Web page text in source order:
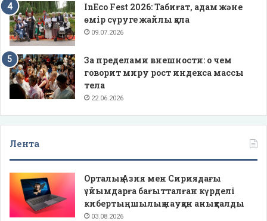
InEco Fest 2026: Табиғат, адам және
өмір сүруге жайлы қала
09.07.2026
За пределами внешности: о чем
говорит миру рост индекса массы
тела
22.06.2026
Лента
Орталық Азия мен Сириядағы
ұйымдарға бағытталған күрделі
кибертыңшылық науқан анықталды
03.08.2026